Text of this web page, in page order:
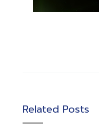
Related Posts